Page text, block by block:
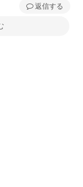
返信